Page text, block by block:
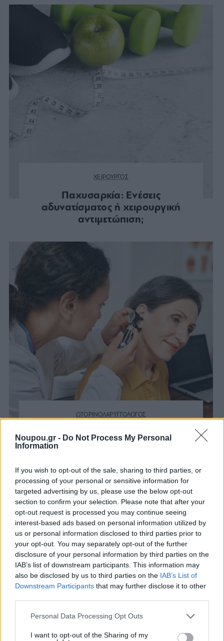
Noupou.gr - Do Not Process My Personal
Information
If you wish to opt-out of the sale, sharing to third parties, or
processing of your personal or sensitive information for
targeted advertising by us, please use the below opt-out
section to confirm your selection. Please note that after your
opt-out request is processed you may continue seeing
interest-based ads based on personal information utilized by
us or personal information disclosed to third parties prior to
your opt-out. You may separately opt-out of the further
disclosure of your personal information by third parties on the
IAB’s list of downstream participants. This information may
also be disclosed by us to third parties on the IAB’s List of
Downstream Participants that may further disclose it to other
Please note that this website/app uses one or more Google
not limited to your visit or usage behaviour. You may click to
Personal Data Processing Opt Outs
I want to opt-out of the Sharing of my
ΧΕΙΡΟΥΡΓΟΣ
Παχυσαρκία: Ενέσεις
αδυνατίσματος ή χειρουργική
αντιμετώπιση;
ΩΤΟΡΙΝΟΛΑΡΥΓΓΟΛΟΓΟΣ
Αιφνίδια Βαρηκοΐα: Είναι
αποτελεσματικές οι